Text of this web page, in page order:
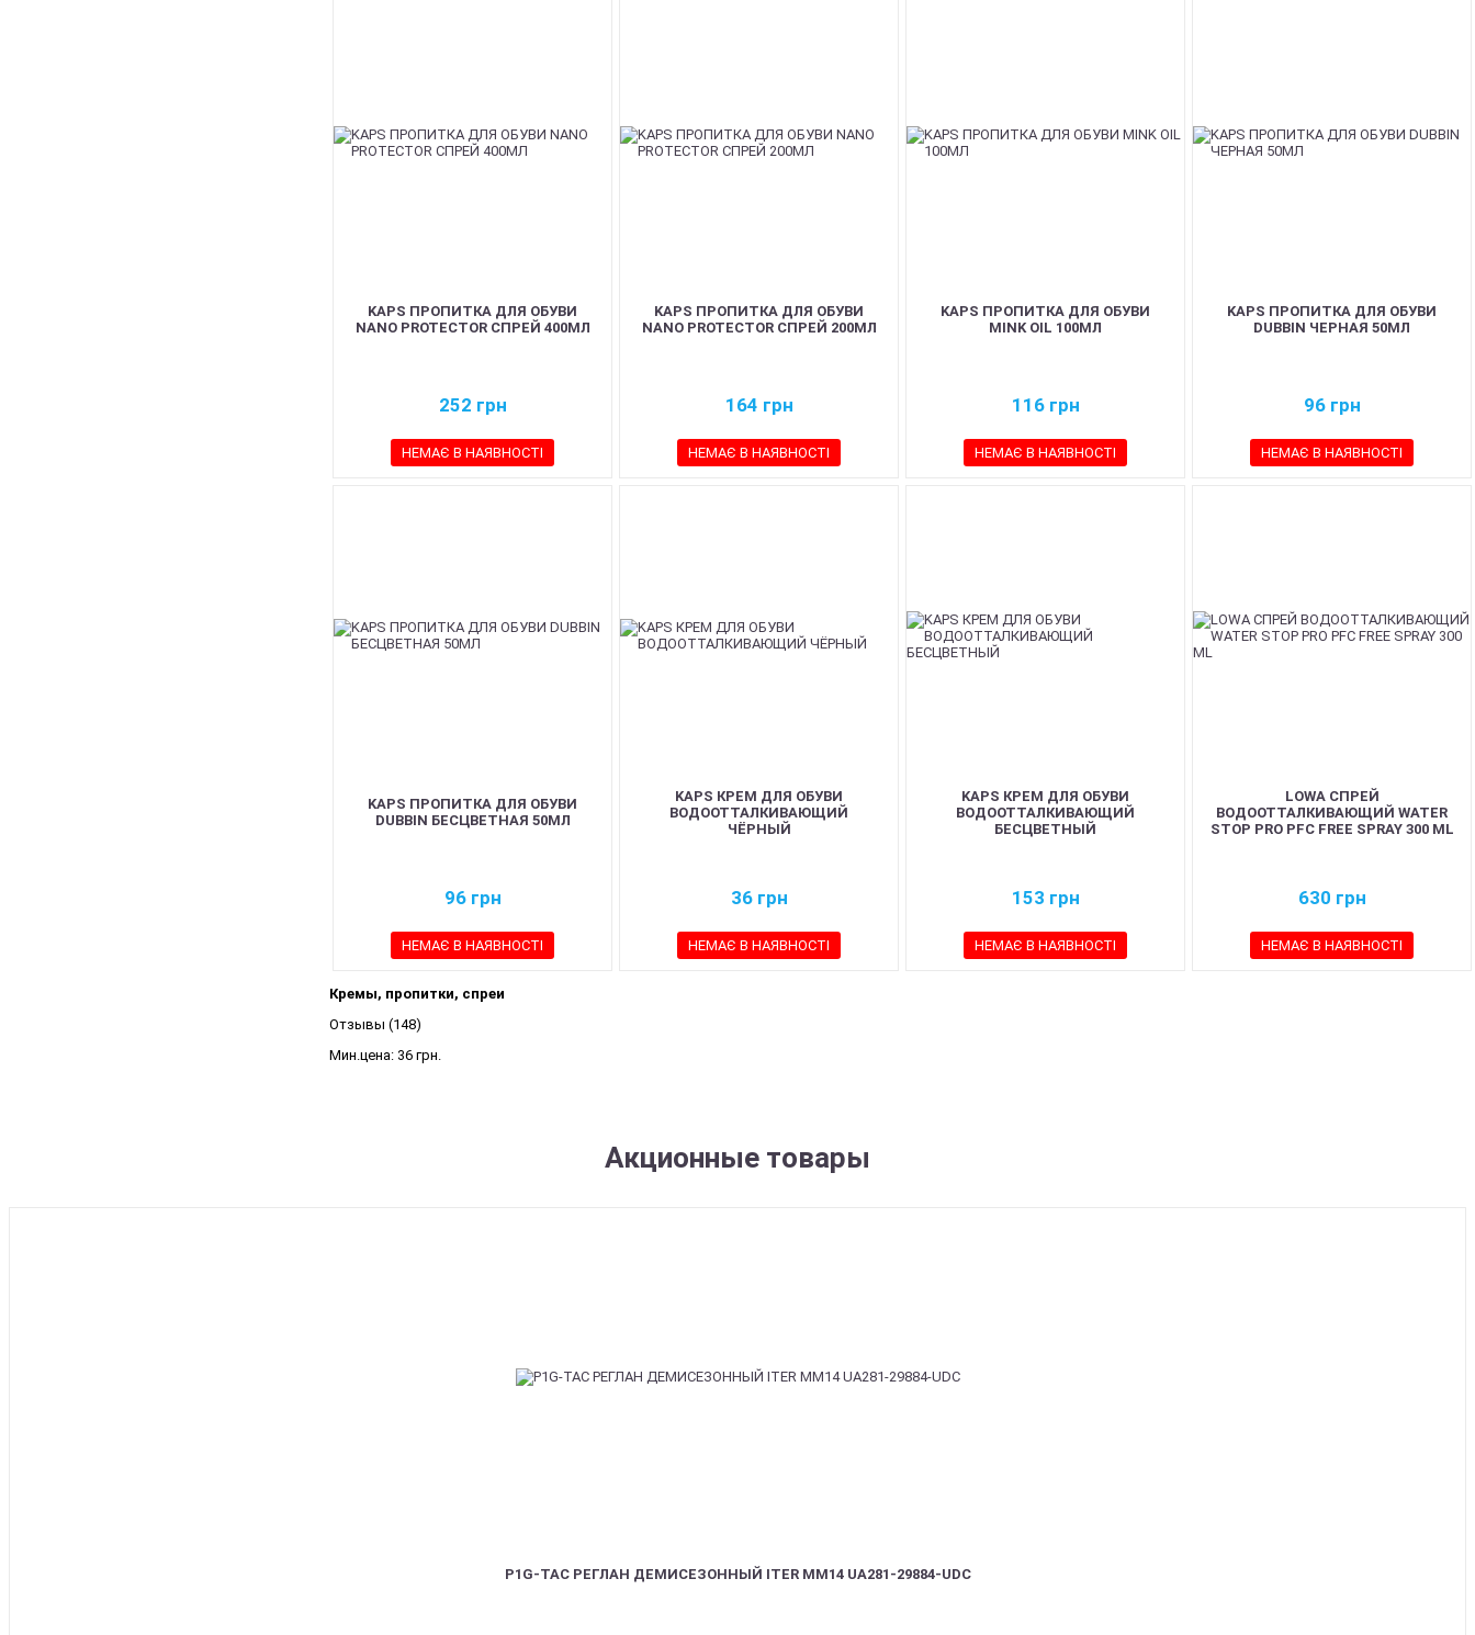
KAPS ПРОПИТКА ДЛЯ ОБУВИ
NANO PROTECTOR СПРЕЙ 400МЛ
252 грн
НЕМАЄ В НАЯВНОСТІ
KAPS ПРОПИТКА ДЛЯ ОБУВИ
NANO PROTECTOR СПРЕЙ 200МЛ
164 грн
НЕМАЄ В НАЯВНОСТІ
KAPS ПРОПИТКА ДЛЯ ОБУВИ
MINK OIL 100МЛ
116 грн
НЕМАЄ В НАЯВНОСТІ
KAPS ПРОПИТКА ДЛЯ ОБУВИ
DUBBIN ЧЕРНАЯ 50МЛ
96 грн
НЕМАЄ В НАЯВНОСТІ
KAPS ПРОПИТКА ДЛЯ ОБУВИ
DUBBIN БЕСЦВЕТНАЯ 50МЛ
96 грн
НЕМАЄ В НАЯВНОСТІ
KAPS КРЕМ ДЛЯ ОБУВИ
ВОДООТТАЛКИВАЮЩИЙ
ЧЁРНЫЙ
36 грн
НЕМАЄ В НАЯВНОСТІ
KAPS КРЕМ ДЛЯ ОБУВИ
ВОДООТТАЛКИВАЮЩИЙ
БЕСЦВЕТНЫЙ
153 грн
НЕМАЄ В НАЯВНОСТІ
LOWA СПРЕЙ
ВОДООТТАЛКИВАЮЩИЙ WATER
STOP PRO PFC FREE SPRAY 300 ML
630 грн
НЕМАЄ В НАЯВНОСТІ
Кремы, пропитки, спреи
Отзывы (148)
Мин.цена: 36 грн.
Акционные товары
P1G-TAC РЕГЛАН ДЕМИСЕЗОННЫЙ ITER ММ14 UA281-29884-UDC